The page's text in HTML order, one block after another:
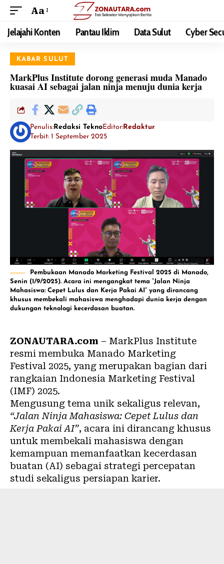
Aa
Jelajahi Konten Pantau Iklim Data Sulut Cyber
KABAR SULUT
MarkPlus Institute dorong generasi muda Manado
kuasai AI sebagai jalan ninja menuju dunia kerja
Penulis:Redaksi TeknoEditor:Redaktur
Terbit: 1 September 2025
Pembukaan Manado Marketing Festival 2025 di Manado,
Senin (1/9/2025). Acara ini mengangkat tema “Jalan Ninja
Mahasiswa: Cepet Lulus dan Kerja Pakai AI” yang dirancang
khusus membekali mahasiswa menghadapi dunia kerja dengan
dukungan teknologi kecerdasan buatan.
ZONAUTARA.com – MarkPlus Institute
resmi membuka Manado Marketing
Festival 2025, yang merupakan bagian dari
rangkaian Indonesia Marketing Festival
(IMF) 2025.
Mengusung tema unik sekaligus relevan,
“Jalan Ninja Mahasiswa: Cepet Lulus dan
Kerja Pakai AI”, acara ini dirancang khusus
untuk membekali mahasiswa dengan
kemampuan memanfaatkan kecerdasan
buatan (AI) sebagai strategi percepatan
studi sekaligus persiapan karier.